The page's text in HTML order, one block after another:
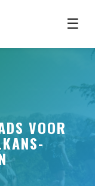
☰
VOOR